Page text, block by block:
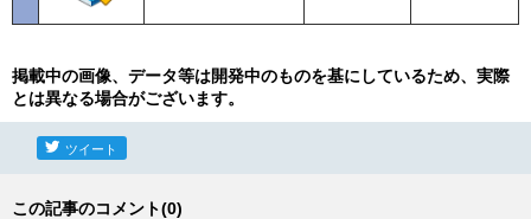
掲載中の画像、データ等は開発中のものを基にしているため、実際
とは異なる場合がございます。
ツイート
この記事のコメント(0)